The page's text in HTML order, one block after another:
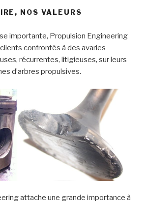
NOS VALEURS
importante, Propulsion Engineering
confrontés à des avaries
récurrentes, litigieuses, sur leurs
d’arbres propulsives.
attache une grande importance à